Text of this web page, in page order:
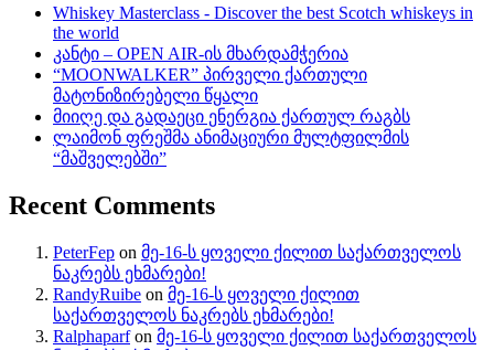
Whiskey Masterclass - Discover the best Scotch whiskeys in
the world
კანტი – OPEN AIR-ის მხარდამჭერია
“MOONWALKER” პირველი ქართული
მატონიზირებელი წყალი
მიიღე და გადაეცი ენერგია ქართულ რაგბს
ლაიმონ ფრეშმა ანიმაციური მულტფილმის
“მაშველებში”
Recent Comments
PeterFep on მე-16-ს ყოველი ქილით საქართველოს
ნაკრებს ეხმარები!
RandyRuibe on მე-16-ს ყოველი ქილით
საქართველოს ნაკრებს ეხმარები!
Ralphaparfon მე-16-ს ყოველი ქილით საქართველოს